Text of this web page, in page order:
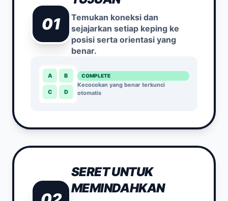
01
Temukan koneksi dan
sejajarkan setiap keping ke
posisi serta orientasi yang
benar.
A B
C D
COMPLETE
Kecocokan yang benar terkunci
otomatis
SERET UNTUK
MEMINDAHKAN